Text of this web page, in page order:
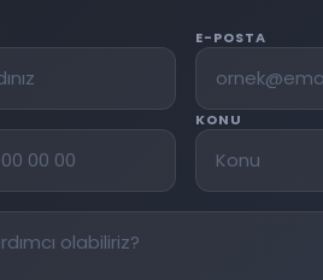
E-POSTA
KONU